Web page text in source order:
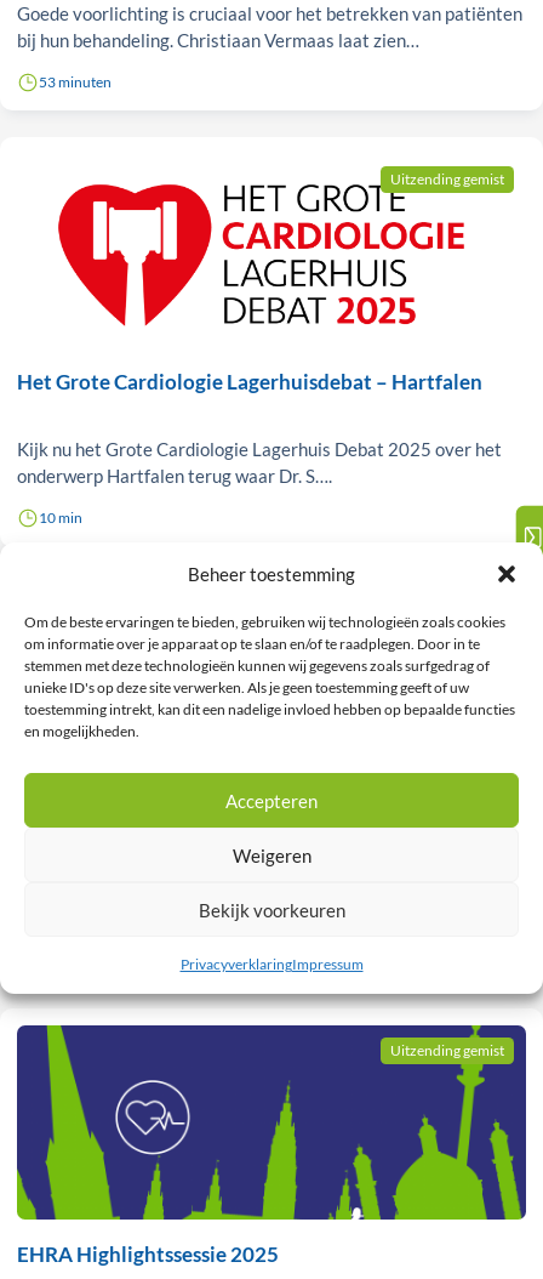
Beheer toestemming
Om de beste ervaringen te bieden, gebruiken wij technologieën zoals cookies
om informatie over je apparaat op te slaan en/of te raadplegen. Door in te
stemmen met deze technologieën kunnen wij gegevens zoals surfgedrag of
unieke ID's op deze site verwerken. Als je geen toestemming geeft of uw
toestemming intrekt, kan dit een nadelige invloed hebben op bepaalde functies
en mogelijkheden.
Accepteren
Weigeren
Bekijk voorkeuren
PrivacyverklaringImpressum
Goede voorlichting is cruciaal voor het betrekken van patiënten
bij hun behandeling. Christiaan Vermaas laat zien…
53 minuten
Uitzending gemist
Het Grote Cardiologie Lagerhuisdebat – Hartfalen
Kijk nu het Grote Cardiologie Lagerhuis Debat 2025 over het
onderwerp Hartfalen terug waar Dr. S….
10 min
Uitzending gemist
Het Grote Cardiologie Lagerhuisdebat – Antistolling
onderwerp Antistolling terug waar Dr. M.E.W….
Uitzending gemist
EHRA Highlightssessie 2025